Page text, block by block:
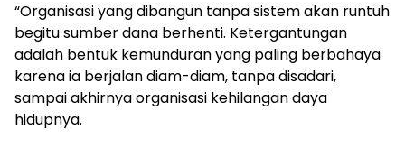
“Organisasi yang dibangun tanpa sistem akan runtuh
begitu sumber dana berhenti. Ketergantungan
adalah bentuk kemunduran yang paling berbahaya
karena ia berjalan diam-diam, tanpa disadari,
sampai akhirnya organisasi kehilangan daya
hidupnya.